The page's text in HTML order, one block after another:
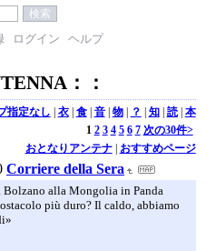
ログイン ヘルプ
：：
指定なし | 衣| 食| 音| 物| ？ | 知| 読| 本
1 2 3 4 5 6 7 次の30件>
おとなりアンテナ| おすすめページ
Corriere della Sera
Bolzano alla Mongolia in Panda
più duro? Il caldo, abbiamo